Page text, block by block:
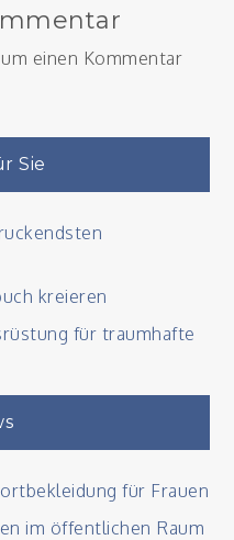
einen Kommentar
Sie
kreieren
für traumhafte
für Frauen
im öffentlichen Raum